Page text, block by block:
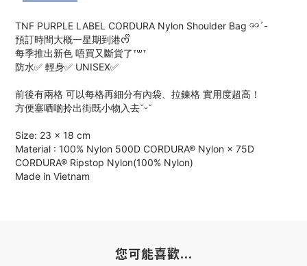
TNF PURPLE LABEL CORDURA Nylon Shoulder Bag 𓏗𓏗´-
預訂時間大概一星期到港ᰔᩚ
每季推出新色 唔買又斷貨了ᐪ꒳ᐪ
防水✅ 輕身✅ UNISEX✅
前後有兩格 可以每格再細分有內袋、拉鍊格 實用度超高！
方便塞哂啲拎出街既小物入去˘ᵕ˘
Size: 23 x 18 cm
Material : 100% Nylon 500D CORDURA® Nylon × 75D
CORDURA® Ripstop Nylon(100% Nylon)
Made in Vietnam
您可能喜歡...